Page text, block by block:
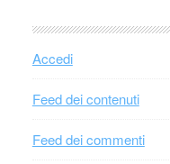
Accedi
Feed dei contenuti
Feed dei commenti